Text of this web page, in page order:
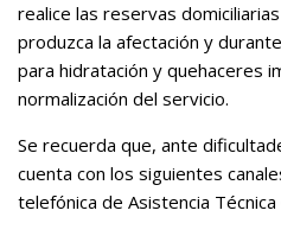
realice las reservas
produzca la afectación y
para hidratación y quehaceres
normalización del servicio.
Se recuerda que, ante
cuenta con los siguientes
telefónica de Asistencia